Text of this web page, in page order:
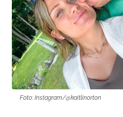
Foto: Instagram/@kaitlinorton